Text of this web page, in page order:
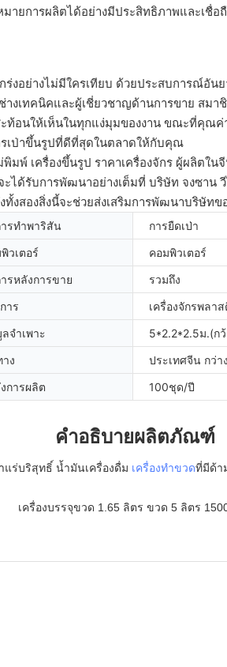
ยการผลิตได้อย่างมีประสิทธิภาพและเชื่
ร่งอย่างไม่มีใครเทียบ ด้วยประสบการณ์
งเทคนิคและผู้เชี่ยวชาญด้านการขาย สม
นให้เห็นในทุกแง่มุมของงาน ขณะที่คุณค่
รเป่าขึ้นรูปที่ดีที่สุดในตลาดให้กับคุณ
มพ์ เครื่องขึ้นรูป ราคาเครื่องจักร ผู้ผลิต
ะได้รับการพัฒนาอย่างเต็มที่ บริษัท จงซ
สองสิ่งนี้จะช่วยส่งเสริมการพัฒนาบริษัทขอ
รทำพาริสัน
การยืดเป่า
วเตอร์
คอมพิวเตอร์
รหลังการขาย
รวมถึง
าร
เครื่องจักรพลา
จำเพาะ
5*2.2*2.5ม.(ก
ง
ประเทศจีน กว่า
การผลิต 100ชุด/ปี
คำอธิบายผลิตภัณฑ์
แร่บริสุทธิ์ น้ำมันเครื่องดื่ม เครื่องทำขวดที่มีด้า
เครื่องบรรจุขวด 1.65 ลิตร ขวด 5 ลิตร